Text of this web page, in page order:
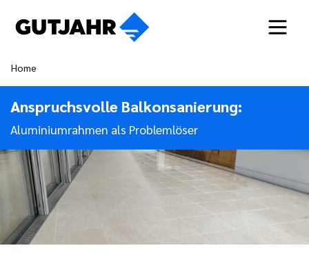
Home
Anspruchsvolle Balkonsanierung:
Aluminiumrahmen als Problemlöser